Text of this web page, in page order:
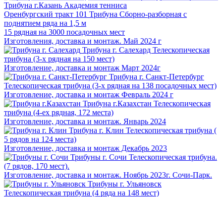
Трибуна г.Казань Академия тенниса
Оренбургский тракт 101 Трибуна Сборно-разборная с
поднятием ряда на 1,5 м
15 рядная на 3000 посадочных мест
Изготовления, доставка и монтаж. Май 2024 г
Трибуна г. Салехард Телескопическая
трибуна (3-х рядная на 150 мест)
Изготовление, доставка и монтаж Март 2024г
Трибуна г. Санкт-Петербург
Телескопическая трибуна (3-х рядная на 138 посадочных мест)
Изготовление, доставка и монтаж Февраль 2024 г
Трибуна г.Казахстан Телескопическая
трибуна (4-ех рядная, 172 места)
Изготовление, доставка и монтаж. Январь 2024
Трибуна г. Клин Телескопическая трибуна (
5 рядов на 124 места)
Изготовление, доставка и монтаж Декабрь 2023
Трибуны г. Сочи Телескопическая трибуна.
(7 рядов, 170 мест).
Изготовление, доставка и монтаж. Ноябрь 2023г. Сочи-Парк.
Трибуны г. Ульяновск
Телескопическая трибуна (4 ряда на 148 мест)